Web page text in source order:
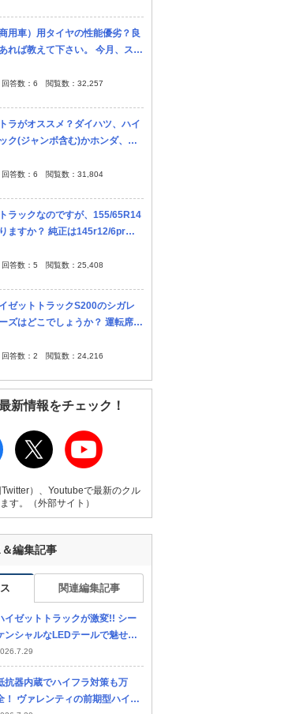
スーパーキャリ
スバル サンバートラッ
ク
用車）用タイヤの性能優劣？良
れば教えて下さい。 今月、スバ
ラックを買い、毎日使用してい
で付いていたタイヤがヨコハマ
回答数： 6 閲覧数： 32,257
ラがオススメ？ダイハツ、ハイ
ク(ジャンボ含む)かホンダ、ア
クを新車で購入しようと思って
コン、パワステ、４ＷＤの５Ｍ
回答数： 6 閲覧数： 31,804
ラックなのですが、155/65R14
ますか？ 純正は145r12/6prで
な場合どのサイズまで可能か教
れば幸いです。
回答数： 5 閲覧数： 25,408
ゼットトラックS200のシガレ
ズはどこでしょうか？ 運転席側
ックスをすべて外しましたがど
ません。どなたか教えて下さ
回答数： 2 閲覧数： 24,216
新情報をチェック！
）、Youtubeで最新のクル
す。（外部サイト）
編集記事
関連編集記事
イゼットトラックが激変!! シー
ンシャルなLEDテールで魅せる
トラに!!
抗器内蔵でハイフラ対策も万
！ ヴァレンティの前期型ハイゼ